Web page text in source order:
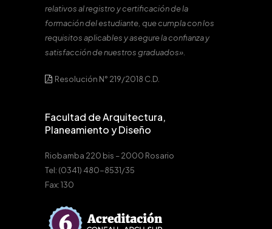
relativos al registro y certificación de la
formación del estudiante, que cumpla con los
requisitos aplicables y asegure la confianza y
satisfacción de nuestros graduados».
Resolución N° 219/2018 C.D.
Facultad de Arquitectura,
Planeamiento y Diseño
Riobamba 220 bis – 2000 Rosario
Tel: (0341) 480-8531/35
Fax: 130